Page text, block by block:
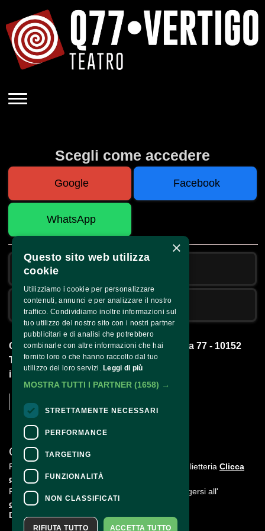
Scegli come accedere
Google Facebook
WhatsApp
Cellulare
Q77 Impresa Sociale S.r.l. - Corso Brescia 77 - 10152
Torino -
info@qsettantasette.com
CONTATTI
Per informazioni e supporto all'acquisto della biglietteria Clicca
qui
Per informazioni sul programma e l'evento, rivolgersi all'
organizzatore
Dichiarazione di accessibilità
×
Questo sito web utilizza
cookie
Utilizziamo i cookie per personalizzare
contenuti, annunci e per analizzare il nostro
traffico. Condividiamo inoltre informazioni sul
tuo utilizzo del nostro sito con i nostri partner
pubblicitari e di analisi che potrebbero
combinarle con altre informazioni che hai
fornito loro o che hanno raccolto dal tuo
utilizzo dei loro servizi. Leggi di più
MOSTRA TUTTI I PARTNER (1658) →
STRETTAMENTE NECESSARI
PERFORMANCE
TARGETING
FUNZIONALITÀ
NON CLASSIFICATI
ACCETTA TUTTO
RIFIUTA TUTTO